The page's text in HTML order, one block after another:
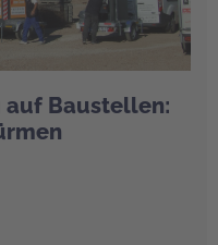
auf Baustellen: